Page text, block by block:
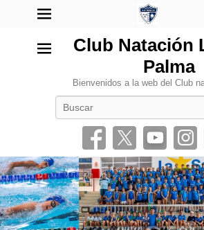
Club Natación
Palma
Bienvenidos a la web del Club